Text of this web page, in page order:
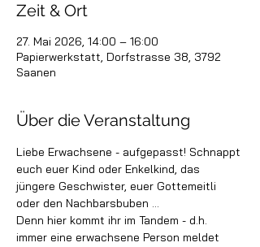
Zeit & Ort
27. Mai 2026, 14:00 – 16:00
Papierwerkstatt, Dorfstrasse 38, 3792
Saanen
Über die Veranstaltung
Liebe Erwachsene - aufgepasst! Schnappt
euch euer Kind oder Enkelkind, das
jüngere Geschwister, euer Gottemeitli
oder den Nachbarsbuben …
Denn hier kommt ihr im Tandem - d.h.
immer eine erwachsene Person meldet